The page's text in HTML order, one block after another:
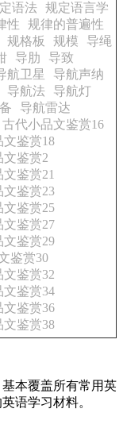
语法 规定语言学
性
规律的普遍性
规格板 规模
导绳
导肋
导致
航卫星
导航声纳
导航法
导航灯
导航雷达
古代小品文鉴赏16
文鉴赏18
文鉴赏2
鉴赏21
文鉴赏23
文鉴赏25
文鉴赏27
文鉴赏29
鉴赏30
鉴赏32
文鉴赏34
文鉴赏36
文鉴赏38
本覆盖所有常用英
语学习材料。